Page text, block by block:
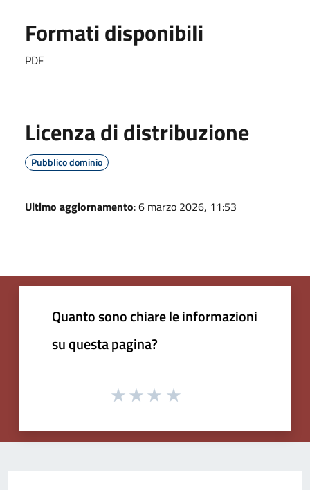
Formati disponibili
PDF
Licenza di distribuzione
Pubblico dominio
Ultimo aggiornamento: 6 marzo 2026, 11:53
Quanto sono chiare le informazioni
su questa pagina?